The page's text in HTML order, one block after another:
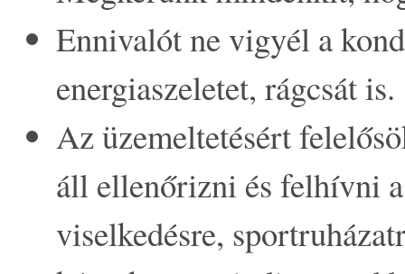
Ennivalót ne vigyél a
energiaszeletet, rágcsát is.
Az üzemeltetésért
áll ellenőrizni és felhívni
viselkedésre,